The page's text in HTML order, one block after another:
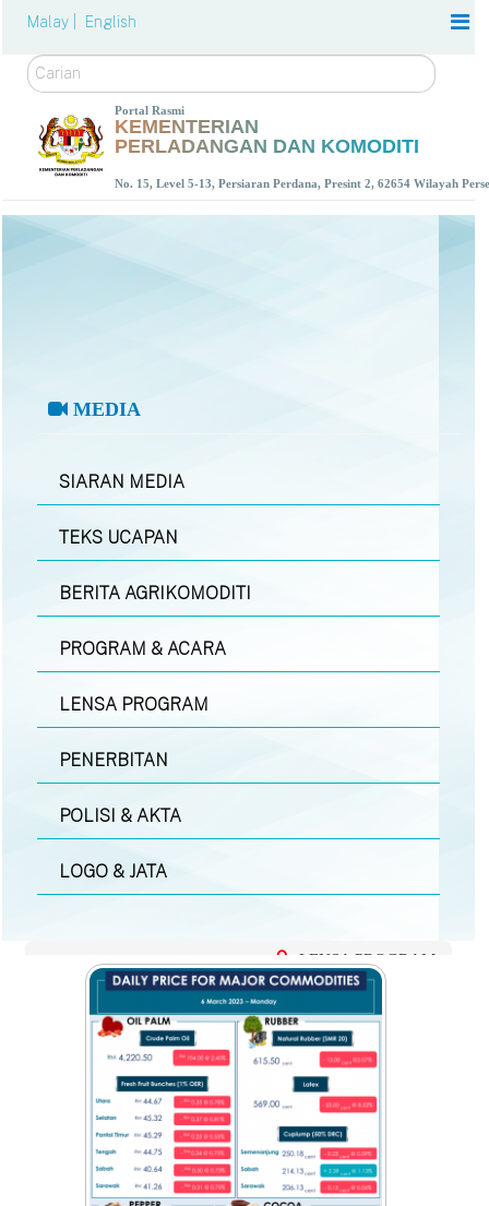
Malay | English
Carian
Portal Rasmi
KEMENTERIAN
PERLADANGAN DAN KOMODITI
No. 15, Level 5-13, Persiaran Perdana, Presint 2, 62654 Wilayah
MEDIA
SIARAN MEDIA
TEKS UCAPAN
BERITA AGRIKOMODITI
PROGRAM & ACARA
LENSA PROGRAM
PENERBITAN
POLISI & AKTA
LOGO & JATA
LENSA PROGRAM